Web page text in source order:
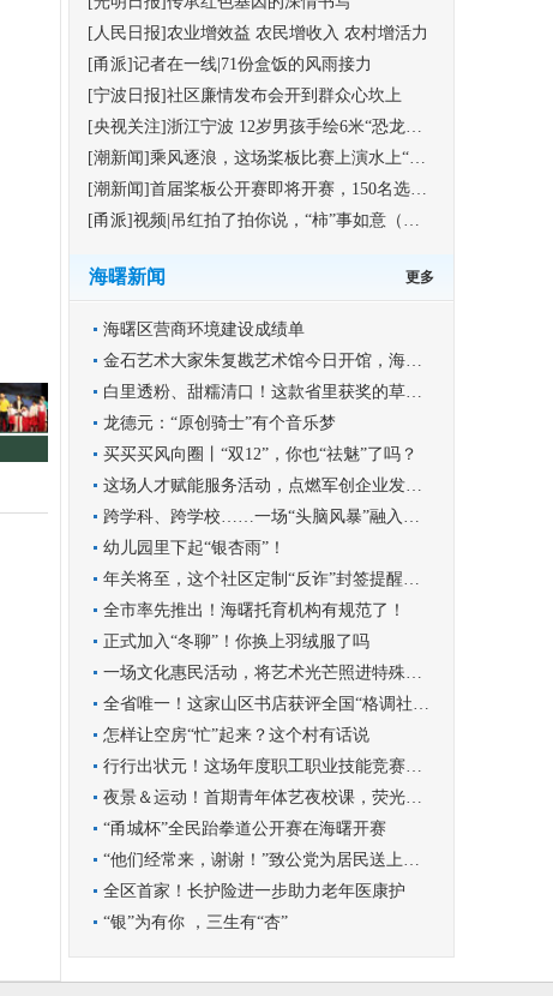
[人民日报]农业增效益 农民增收入 农村增活力
[甬派]记者在一线|71份盒饭的风雨接力
[宁波日报]社区廉情发布会开到群众心坎上
[央视关注]浙江宁波 12岁男孩手绘6米“恐龙版”《清明上河图》
[潮新闻]乘风逐浪，这场桨板比赛上演水上“速度与激情”
[潮新闻]首届桨板公开赛即将开赛，150名选手竞逐海曙集士港水域
[甬派]视频|吊红拍了拍你说，“柿”事如意（福利）
海曙新闻 更多
海曙区营商环境建设成绩单
金石艺术大家朱复戡艺术馆今日开馆，海曙再添文化新地标
白里透粉、甜糯清口！这款省里获奖的草莓你尝过吗？
龙德元：“原创骑士”有个音乐梦
买买买风向圈丨“双12”，你也“祛魅”了吗？
这场人才赋能服务活动，点燃军创企业发展新引擎
跨学科、跨学校……一场“头脑风暴”融入学科实践
幼儿园里下起“银杏雨”！
年关将至，这个社区定制“反诈”封签提醒群众守好钱袋子
全市率先推出！海曙托育机构有规范了！
正式加入“冬聊”！你换上羽绒服了吗
一场文化惠民活动，将艺术光芒照进特殊孩子的世界
全省唯一！这家山区书店获评全国“格调社区店”
怎样让空房“忙”起来？这个村有话说
行行出状元！这场年度职工职业技能竞赛圆满收官
夜景＆运动！首期青年体艺夜校课，荧光青年漫跑罗城
“甬城杯”全民跆拳道公开赛在海曙开赛
“他们经常来，谢谢！”致公党为居民送上暖心服务
全区首家！长护险进一步助力老年医康护
“银”为有你 ，三生有“杏”